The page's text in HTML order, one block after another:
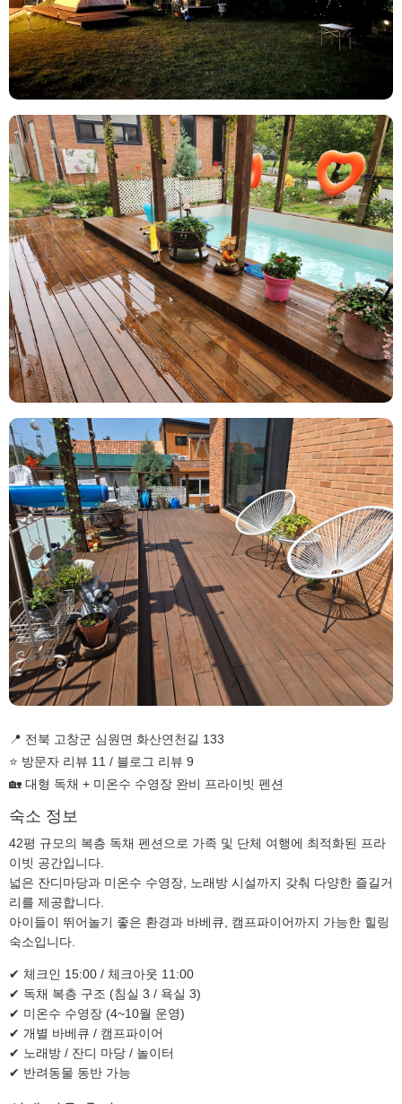
📍 전북 고창군 심원면 화산연천길 133
⭐ 방문자 리뷰 11 / 블로그 리뷰 9
🏡 대형 독채 + 미온수 수영장 완비 프라이빗 펜션
숙소 정보
42평 규모의 복층 독채 펜션으로 가족 및 단체 여행에 최적화된 프라
이빗 공간입니다.
넓은 잔디마당과 미온수 수영장, 노래방 시설까지 갖춰 다양한 즐길거
리를 제공합니다.
아이들이 뛰어놀기 좋은 환경과 바베큐, 캠프파이어까지 가능한 힐링
숙소입니다.
✔ 체크인 15:00 / 체크아웃 11:00
✔ 독채 복층 구조 (침실 3 / 욕실 3)
✔ 미온수 수영장 (4~10월 운영)
✔ 개별 바베큐 / 캠프파이어
✔ 노래방 / 잔디 마당 / 놀이터
✔ 반려동물 동반 가능